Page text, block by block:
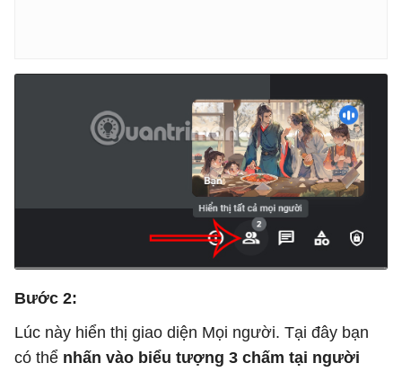
Bước 2:
Lúc này hiển thị giao diện Mọi người. Tại đây bạn
có thể nhấn vào biểu tượng 3 chấm tại người